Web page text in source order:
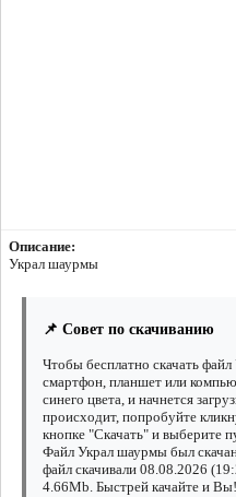
Описание:
Украл шаурмы
📌 Совет по скачиванию
Чтобы бесплатно скачать
смартфон, планшет или
синего цвета, и начнется
происходит, попробуйте
кнопке "Скачать" и выберите
Файл Украл шаурмы был
файл скачивали 08.08.2026
4.66Mb. Быстрей качайте и Вы!